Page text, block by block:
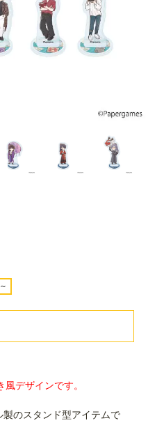
デザインです。
のスタンド型アイテムで